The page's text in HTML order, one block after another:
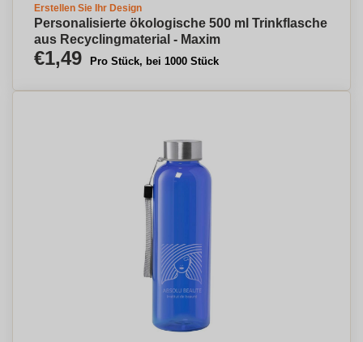
Erstellen Sie Ihr Design
Personalisierte ökologische 500 ml Trinkflasche
aus Recyclingmaterial - Maxim
€1,49 Pro Stück, bei 1000 Stück